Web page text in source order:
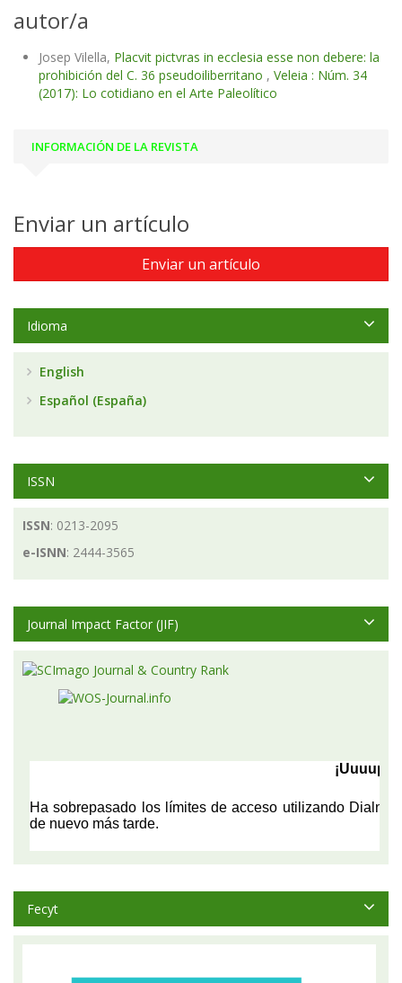
autor/a
Josep Vilella, Placvit pictvras in ecclesia esse non debere: la
prohibición del C. 36 pseudoiliberritano , Veleia : Núm. 34
(2017): Lo cotidiano en el Arte Paleolítico
INFORMACIÓN DE LA REVISTA
Enviar un artículo
Enviar un artículo
Idioma
English
Español (España)
ISSN
ISSN: 0213-2095
e-ISNN: 2444-3565
Journal Impact Factor (JIF)
Fecyt